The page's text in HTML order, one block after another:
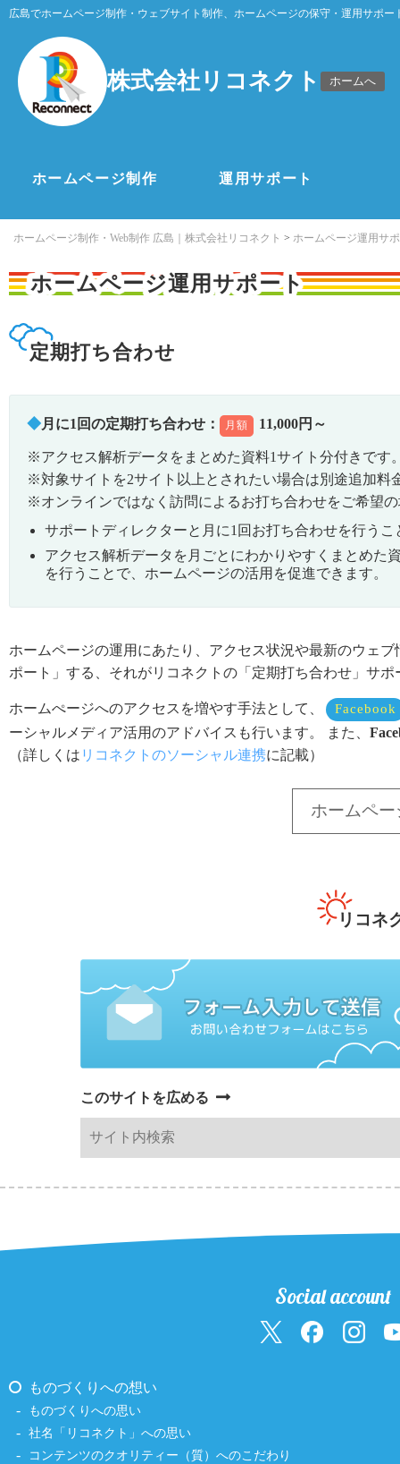
広島でホームページ制作・ウェブサイト制作、ホームページの保守・運用サポー
株式会社リコネクト ホームへ
ホームページ制作 運用サポート
ホームページ制作・Web制作 広島｜株式会社リコネクト > ホームページ運用サ
ホームページ運用サポート
定期打ち合わせ
月に1回の定期打ち合わせ： 月額 11,000円～
※アクセス解析データをまとめた資料1サイト分付きです
※対象サイトを2サイト以上とされたい場合は別途追加料
※オンラインではなく訪問によるお打ち合わせをご希望
サポートディレクターと月に1回お打ち合わせを行うこ
アクセス解析データを月ごとにわかりやすくまとめた
を行うことで、ホームページの活用を促進できます。
ホームページの運用にあたり、アクセス状況や最新のウェ
ポート」する、それがリコネクトの「定期打ち合わせ」サポ
ホームぺージへのアクセスを増やす手法として、 Facebook
ーシャルメディア活用のアドバイスも行います。 また、
（詳しくは リコネクトのソーシャル連携に記載）
ホームペ
リコネ
このサイトを広める
Social account
ものづくりへの想い
ものづくりへの思い
社名「リコネクト」への思い
コンテンツのクオリティー（質）へのこだわり